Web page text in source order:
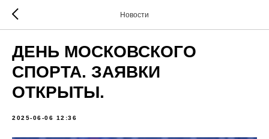
Новости
ДЕНЬ МОСКОВСКОГО
СПОРТА. ЗАЯВКИ
ОТКРЫТЫ.
2025-06-06 12:36